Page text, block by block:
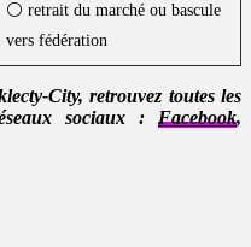
⚪ retrait du marché ou bascule
vers fédération
City, retrouvez toutes les
sociaux : Facebook,